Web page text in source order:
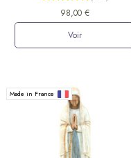
98,00 €
Voir
Made in France